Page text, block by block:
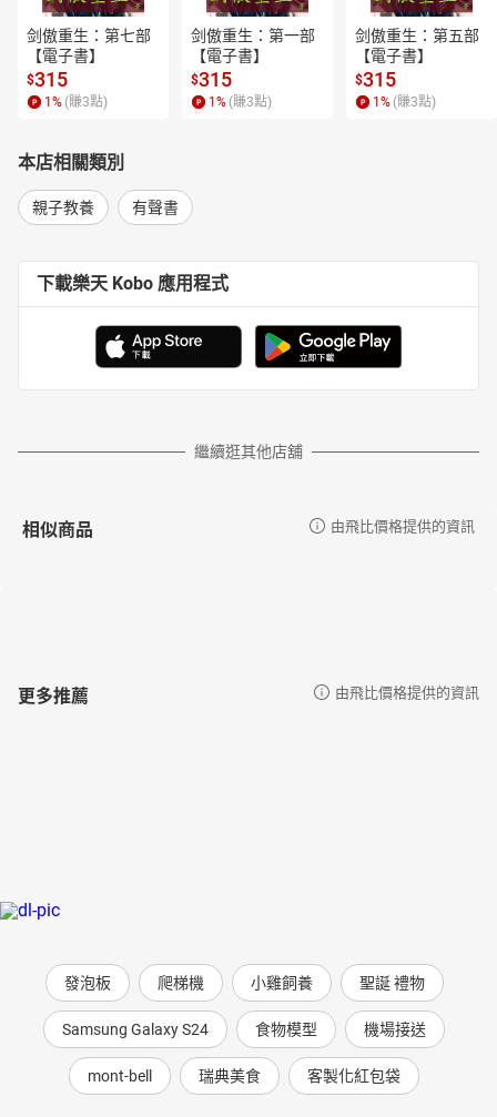
剑傲重生：第七部
【電子書】
$315
1 % (賺3點)
剑傲重生：第一部
【電子書】
$315
1 % (賺3點)
剑傲重生：第五部
【電子書】
$315
1 % (賺3點)
本店相關類別
親子教養 有聲書
下載樂天 Kobo 應用程式
繼續逛其他店舖
相似商品 由飛比價格提供的資訊
更多推薦 由飛比價格提供的資訊
發泡板 爬梯機 小雞飼養 聖誕 禮物
Samsung Galaxy S24 食物模型 機場接送
mont-bell 瑞典美食 客製化紅包袋